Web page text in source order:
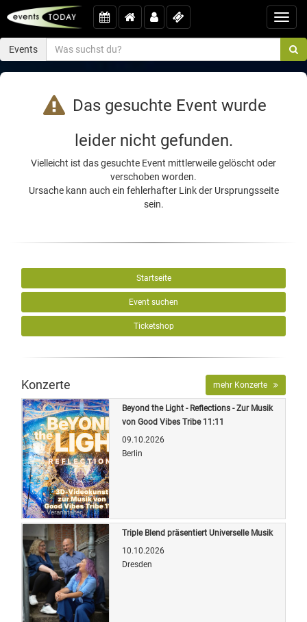
Events
Das gesuchte Event wurde
leider nicht gefunden.
Vielleicht ist das gesuchte Event mittlerweile gelöscht oder
verschoben worden.
Ursache kann auch ein fehlerhafter Link der Ursprungsseite
sein.
Startseite
Event suchen
Ticketshop
Konzerte mehr Konzerte
Quelle: Veranstalter
Beyond the Light - Reflections - Zur Musik
von Good Vibes Tribe 11:11
09.10.2026
Berlin
Triple Blend präsentiert Universelle Musik
10.10.2026
Dresden